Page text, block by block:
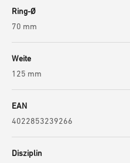
Ring-Ø
70 mm
Weite
125 mm
EAN
4022853239266
Disziplin